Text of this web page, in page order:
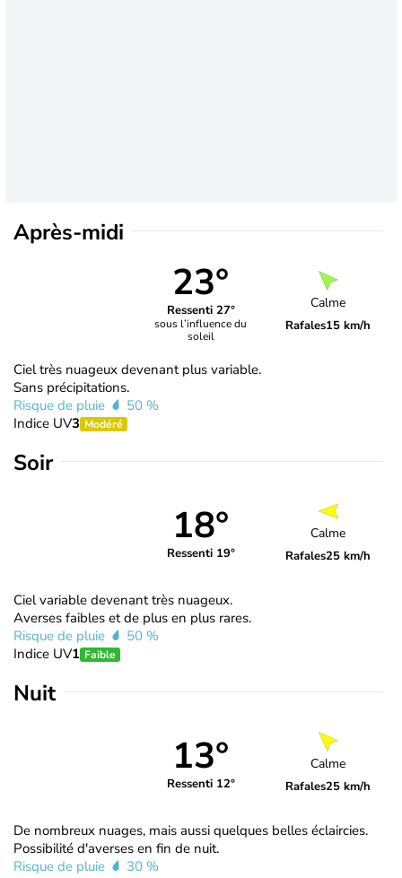
Après-midi
23°
Ressenti 27°
sous l’influence du
soleil
Calme
Rafales15 km/h
Ciel très nuageux devenant plus variable.
Sans précipitations.
Risque de pluie
50 %
Indice UV3 Modéré
Soir
18°
Ressenti 19°
Calme
Rafales25 km/h
Ciel variable devenant très nuageux.
Averses faibles et de plus en plus rares.
Risque de pluie
50 %
Indice UV1 Faible
Nuit
13°
Ressenti 12°
Calme
Rafales25 km/h
De nombreux nuages, mais aussi quelques belles éclaircies.
Possibilité d'averses en fin de nuit.
Risque de pluie
30 %